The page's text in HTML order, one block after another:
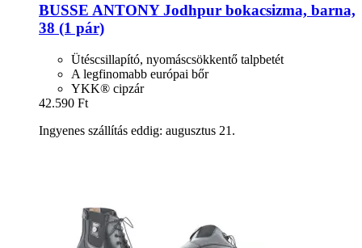
BUSSE ANTONY Jodhpur bokacsizma, barna,
38 (1 pár)
Ütéscsillapító, nyomáscsökkentő talpbetét
A legfinomabb európai bőr
YKK® cipzár
42.590 Ft
Ingyenes szállítás eddig: augusztus 21.